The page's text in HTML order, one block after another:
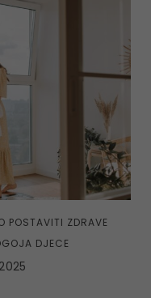
POSTAVITI ZDRAVE
DJECE